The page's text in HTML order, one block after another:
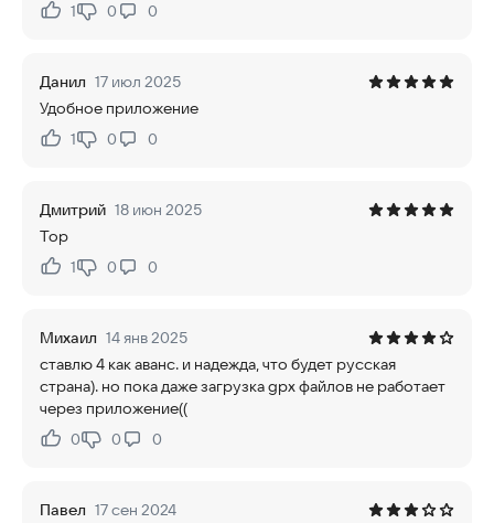
Нравится:
1Не нравится:
0 0
Данил 17 июл 2025
Удобное приложение
Нравится:
1Не нравится:
0 0
Дмитрий 18 июн 2025
Top
Нравится:
1Не нравится:
0 0
Михаил 14 янв 2025
ставлю 4 как аванс. и надежда, что будет русская
страна). но пока даже загрузка gpx файлов не работает
через приложение((
Нравится:
0Не нравится:
0 0
Павел 17 сен 2024